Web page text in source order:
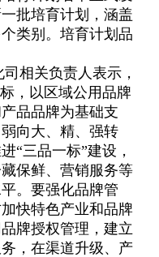
批培育计划，涵盖
类别。培育计划品
相关负责人表示，
，以区域公用品牌
品品牌为基础支
向大、精、强转
“三品一标”建设，
保鲜、营销服务等
。要强化品牌管
快特色产业和品牌
牌授权管理，建立
，在渠道升级、产